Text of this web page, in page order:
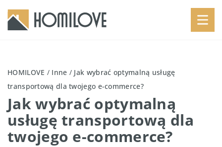
HOMILOVE / Inne / Jak wybrać optymalną usługę
transportową dla twojego e-commerce?
Jak wybrać optymalną
usługę transportową dla
twojego e-commerce?